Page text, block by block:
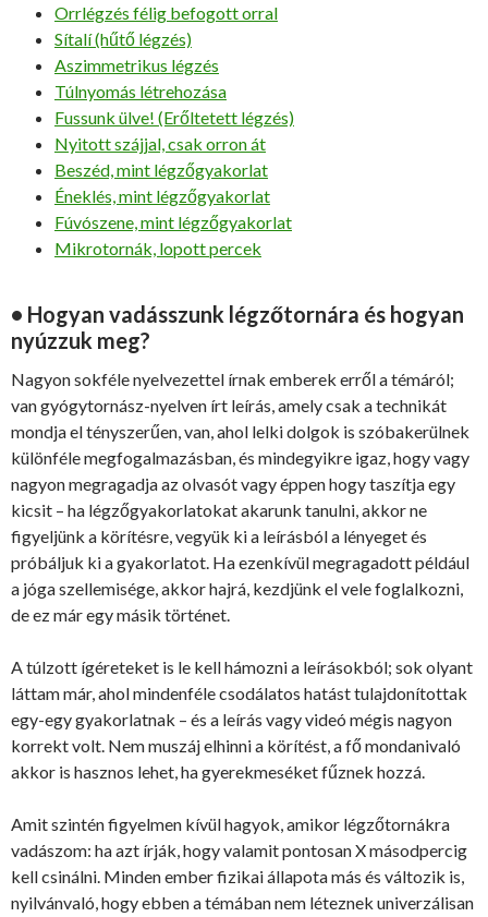
Orrlégzés félig befogott orral
Sítalí (hűtő légzés)
Aszimmetrikus légzés
Túlnyomás létrehozása
Fussunk ülve! (Erőltetett légzés)
Nyitott szájjal, csak orron át
Beszéd, mint légzőgyakorlat
Éneklés, mint légzőgyakorlat
Fúvószene, mint légzőgyakorlat
Mikrotornák, lopott percek
• Hogyan vadásszunk légzőtornára és hogyan
nyúzzuk meg?
Nagyon sokféle nyelvezettel írnak emberek erről a témáról;
van gyógytornász-nyelven írt leírás, amely csak a technikát
mondja el tényszerűen, van, ahol lelki dolgok is szóbakerülnek
különféle megfogalmazásban, és mindegyikre igaz, hogy vagy
nagyon megragadja az olvasót vagy éppen hogy taszítja egy
kicsit – ha légzőgyakorlatokat akarunk tanulni, akkor ne
figyeljünk a körítésre, vegyük ki a leírásból a lényeget és
próbáljuk ki a gyakorlatot. Ha ezenkívül megragadott például
a jóga szellemisége, akkor hajrá, kezdjünk el vele foglalkozni,
de ez már egy másik történet.
A túlzott ígéreteket is le kell hámozni a leírásokból; sok olyant
láttam már, ahol mindenféle csodálatos hatást tulajdonítottak
egy-egy gyakorlatnak – és a leírás vagy videó mégis nagyon
korrekt volt. Nem muszáj elhinni a körítést, a fő mondanivaló
akkor is hasznos lehet, ha gyerekmeséket fűznek hozzá.
Amit szintén figyelmen kívül hagyok, amikor légzőtornákra
vadászom: ha azt írják, hogy valamit pontosan X másodpercig
kell csinálni. Minden ember fizikai állapota más és változik is,
nyilvánvaló, hogy ebben a témában nem léteznek univerzálisan